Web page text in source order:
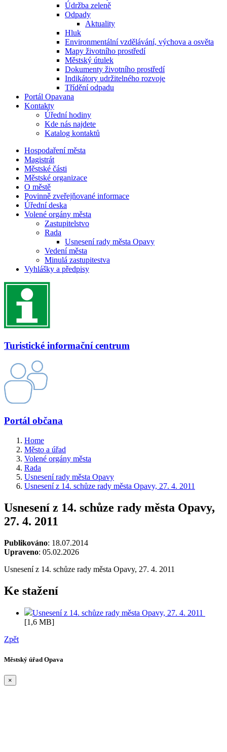
Údržba zeleně
Odpady
Aktuality
Hluk
Environmentální vzdělávání, výchova a osvěta
Mapy životního prostředí
Městský útulek
Dokumenty životního prostředí
Indikátory udržitelného rozvoje
Třídění odpadu
Portál Opavana
Kontakty
Úřední hodiny
Kde nás najdete
Katalog kontaktů
Hospodaření města
Magistrát
Městské části
Městské organizace
O městě
Povinně zveřejňované informace
Úřední deska
Volené orgány města
Zastupitelstvo
Rada
Usnesení rady města Opavy
Vedení města
Minulá zastupitestva
Vyhlášky a předpisy
Turistické informační centrum
Portál občana
Home
Město a úřad
Volené orgány města
Rada
Usnesení rady města Opavy
Usnesení z 14. schůze rady města Opavy, 27. 4. 2011
Usnesení z 14. schůze rady města Opavy,
27. 4. 2011
Publikováno: 18.07.2014
Upraveno: 05.02.2026
Usnesení z 14. schůze rady města Opavy, 27. 4. 2011
Ke stažení
Usnesení z 14. schůze rady města Opavy, 27. 4. 2011
[1,6 MB]
Zpět
Městský úřad Opava
×